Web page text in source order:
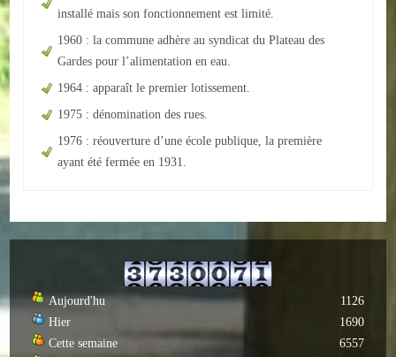
installé mais son fonctionnement est limité.
1960 : la commune adhère au syndicat du Plateau des
Gardes pour l’alimentation en eau.
1964 : apparaît le premier lotissement.
1975 : dénomination des rues.
1976 : réouverture d’une école publique, la première
ayant été fermée en 1931.
Aujourd'hu
Hier
Cette semaine
1126
1690
6557